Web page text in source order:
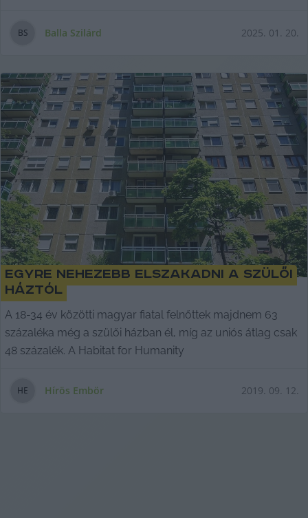
BS Balla Szilárd 2025. 01. 20.
Egyre nehezebb elszakadni a szülői
háztól
A 18-34 év közötti magyar fiatal felnőttek majdnem 63
százaléka még a szülői házban él, míg az uniós átlag csak
48 százalék. A Habitat for Humanity
HE Hírös Embör 2019. 09. 12.